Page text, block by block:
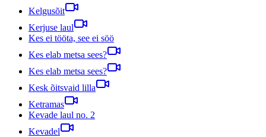
Kelgusõit
Kerjuse laul
Kes ei tööta, see ei söö
Kes elab metsa sees?
Kes elab metsa sees?
Kesk õitsvaid lilla
Ketramas
Kevade laul no. 2
Kevadel